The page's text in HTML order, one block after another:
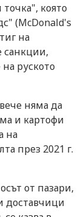
която
(McDonald's
на
санкции,
руското
няма да
и картофи
на
през 2021 г.
от пазари,
доставчици